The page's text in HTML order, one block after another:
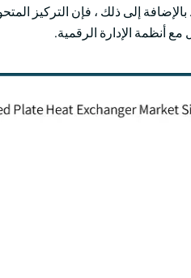
إلى ذلك ، فإن التركيز